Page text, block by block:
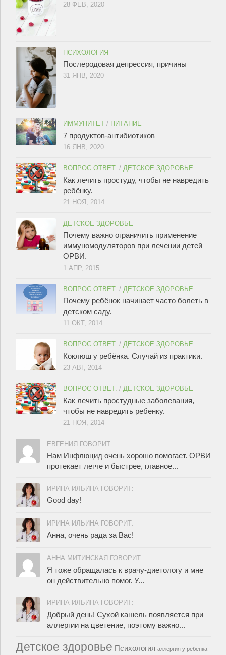
28 ФЕВ, 2020
ПСИХОЛОГИЯ
Послеродовая депрессия, причины
31 ЯНВ, 2020
ИММУНИТЕТ / ПИТАНИЕ
7 продуктов-антибиотиков
16 ЯНВ, 2020
ВОПРОС ОТВЕТ. / ДЕТСКОЕ ЗДОРОВЬЕ
Как лечить простуду, чтобы не навредить
ребёнку.
21 НОЯ, 2014
ДЕТСКОЕ ЗДОРОВЬЕ
Почему важно ограничить применение
иммуномодуляторов при лечении детей
ОРВИ.
1 АПР, 2015
ВОПРОС ОТВЕТ. / ДЕТСКОЕ ЗДОРОВЬЕ
Почему ребёнок начинает часто болеть в
детском саду.
11 ОКТ, 2014
ВОПРОС ОТВЕТ. / ДЕТСКОЕ ЗДОРОВЬЕ
Коклюш у ребёнка. Случай из практики.
23 АВГ, 2014
ВОПРОС ОТВЕТ. / ДЕТСКОЕ ЗДОРОВЬЕ
Как лечить простудные заболевания,
чтобы не навредить ребенку.
21 НОЯ, 2014
ЕВГЕНИЯ ГОВОРИТ:
Нам Инфлюцид очень хорошо помогает. ОРВИ
протекает легче и быстрее, главное...
ИРИНА ИЛЬИНА ГОВОРИТ:
Good day!
ИРИНА ИЛЬИНА ГОВОРИТ:
Анна, очень рада за Вас!
АННА МИТИНСКАЯ ГОВОРИТ:
Я тоже обращалась к врачу-диетологу и мне
он действительно помог. У...
ИРИНА ИЛЬИНА ГОВОРИТ:
Добрый день! Сухой кашель появляется при
аллергии на цветение, поэтому важно...
Детское здоровье Психология аллергия у ребенка